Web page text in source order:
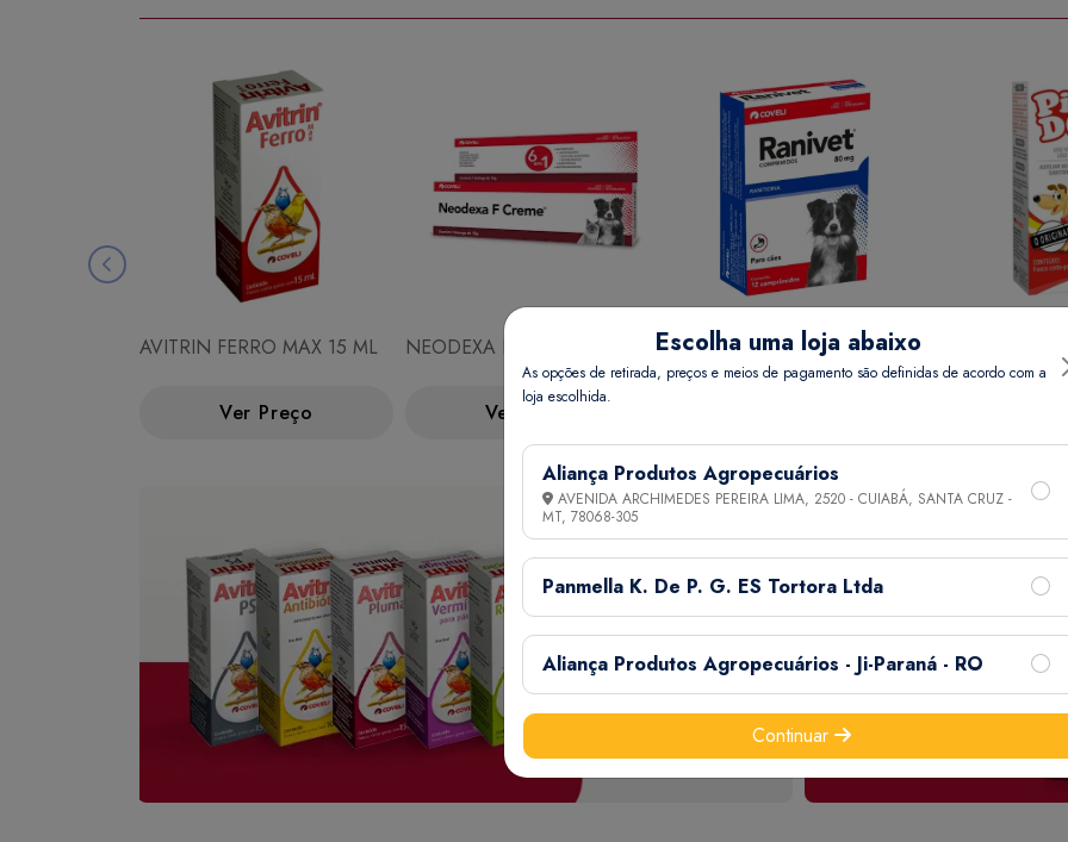
AVITRIN FERRO MAX 15 ML
Ver Preço
NEODEXA F CREME 15 GR
Ver Preço
RANIVET 80 MG COMP 12
Ver
Escolha uma loja abaixo
As opções de retirada, preços e meios de pagamento são definidas de acordo com a
loja escolhida.
Aliança Produtos Agropecuários
AVENIDA ARCHIMEDES PEREIRA LIMA, 2520 - CUIABÁ, SANTA CRUZ -
MT, 78068-305
Panmella K. De P. G. ES Tortora Ltda
Aliança Produtos Agropecuários - Ji-Paraná - RO
Continuar